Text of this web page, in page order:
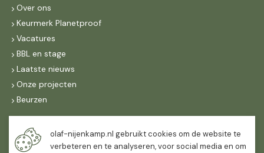
Over ons
Keurmerk Planetproof
Vacatures
BBL en stage
Laatste nieuws
Onze projecten
Beurzen
Maandag t/m vrijdag
07:30-
16:30
olaf-nijenkamp.nl gebruikt cookies om de website te
verbeteren en te analyseren, voor social media en om